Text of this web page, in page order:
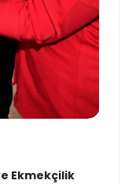
Ekmekçilik